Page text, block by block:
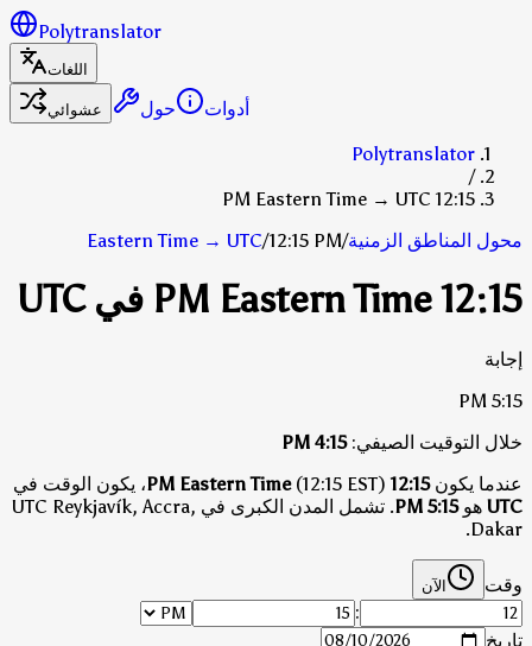
Polytranslator
اللغات
عشوائي
أدوات
حول
Polytranslator
/
12:15 PM Eastern Time → UTC
محول المناطق الزمنية/
Eastern Time → UTC/12:15 PM
12:15 PM Eastern Time في UTC
إجابة
5:15 PM
خلال التوقيت الصيفي: 4:15 PM
عندما يكون12:15 PM Eastern Time (12:15 EST)، يكون الوقت في
UTC هو5:15 PM
.
تشمل المدن الكبرى في UTC Reykjavík, Accra,
Dakar.
وقت الآن
:
تاريخ